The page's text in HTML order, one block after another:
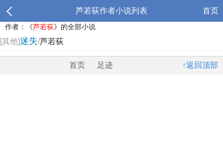
芦若荻作者小说列表 首页
作者：《芦若荻》的全部小说
[其他]迷失/芦若荻
↑返回顶部
首页 足迹